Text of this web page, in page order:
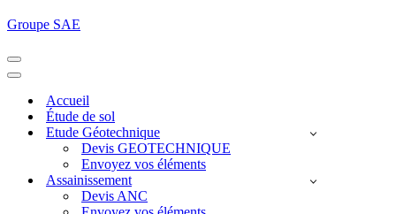
Groupe SAE
Menu
de
Menu
navigationAccueil
Étude de sol
Etude Géotechnique
Devis GEOTECHNIQUE
Envoyez vos éléments
Assainissement
Devis ANC